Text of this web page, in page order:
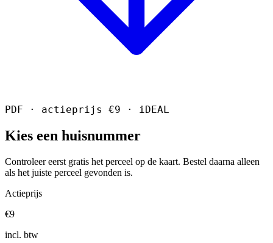
PDF · actieprijs €9 · iDEAL
Kies een huisnummer
Controleer eerst gratis het perceel op de kaart. Bestel daarna alleen
als het juiste perceel gevonden is.
Actieprijs
€9
incl. btw